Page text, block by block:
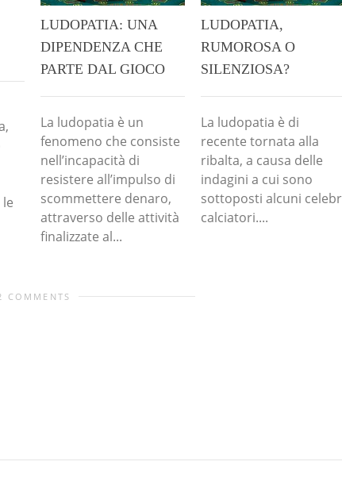
LUDOPATIA: UNA
DIPENDENZA CHE
PARTE DAL GIOCO
La ludopatia è un
fenomeno che consiste
nell’incapacità di
resistere all’impulso di
scommettere denaro,
attraverso delle attività
finalizzate al...
LUDOPATIA,
RUMOROSA O
SILENZIOSA?
La ludopatia è di
recente tornata alla
ribalta, a causa delle
indagini a cui sono
sottoposti alcuni
calciatori....
COMMENTS